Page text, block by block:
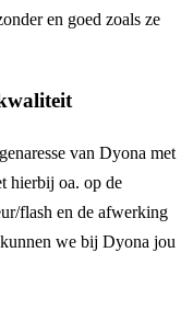
en goed zoals ze
van Dyona met
hierbij oa. op de
flash en de afwerking
we bij Dyona jou